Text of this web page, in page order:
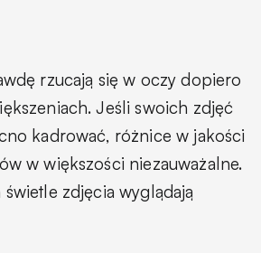
rzucają się w oczy dopiero
Jeśli swoich zdjęć
kadrować, różnice w jakości
w większości niezauważalne.
zdjęcia wyglądają